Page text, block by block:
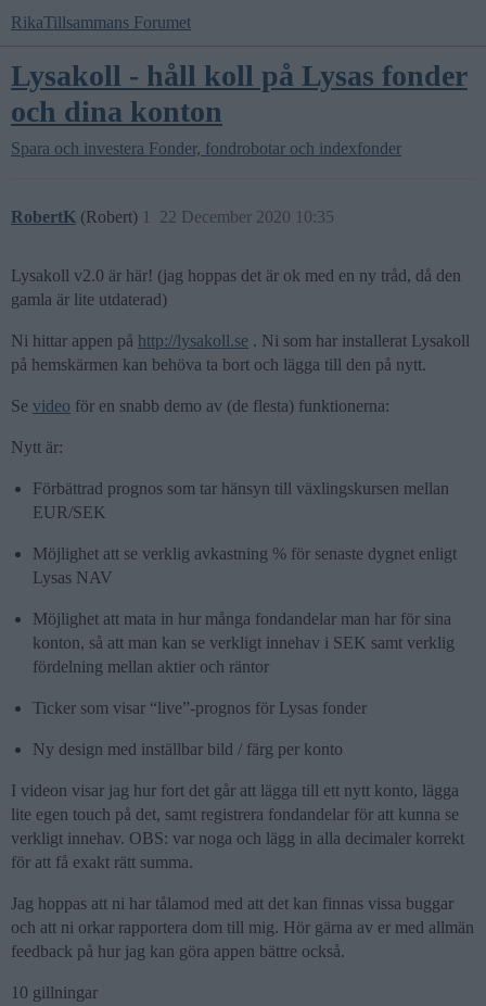
RikaTillsammans Forumet
Lysakoll - håll koll på Lysas fonder
och dina konton
Spara och investera Fonder, fondrobotar och indexfonder
RobertK (Robert) 22 December 2020 10:35
1
Lysakoll v2.0 är här! (jag hoppas det är ok med en ny tråd, då den
gamla är lite utdaterad)
Ni hittar appen på http://lysakoll.se . Ni som har installerat Lysakoll
på hemskärmen kan behöva ta bort och lägga till den på nytt.
Se video för en snabb demo av (de flesta) funktionerna:
Nytt är:
Förbättrad prognos som tar hänsyn till växlingskursen mellan
EUR/SEK
Möjlighet att se verklig avkastning % för senaste dygnet enligt
Lysas NAV
Möjlighet att mata in hur många fondandelar man har för sina
konton, så att man kan se verkligt innehav i SEK samt verklig
fördelning mellan aktier och räntor
Ticker som visar “live”-prognos för Lysas fonder
Ny design med inställbar bild / färg per konto
I videon visar jag hur fort det går att lägga till ett nytt konto, lägga
lite egen touch på det, samt registrera fondandelar för att kunna se
verkligt innehav. OBS: var noga och lägg in alla decimaler korrekt
för att få exakt rätt summa.
Jag hoppas att ni har tålamod med att det kan finnas vissa buggar
och att ni orkar rapportera dom till mig. Hör gärna av er med allmän
feedback på hur jag kan göra appen bättre också.
10 gillningar